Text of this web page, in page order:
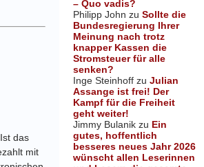
– Quo vadis?
Philipp John zu Sollte die
Bundesregierung Ihrer
Meinung nach trotz
knapper Kassen die
Stromsteuer für alle
senken?
Inge Steinhoff zu Julian
Assange ist frei! Der
Kampf für die Freiheit
geht weiter!
Jimmy Bulanik zu Ein
gutes, hoffentlich
besseres neues Jahr 2026
wünscht allen Leserinnen
das
mit